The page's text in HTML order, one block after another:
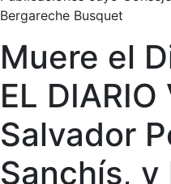
Bergareche Busquet
Muere el
EL DIARIO
Salvador
Sanchís,